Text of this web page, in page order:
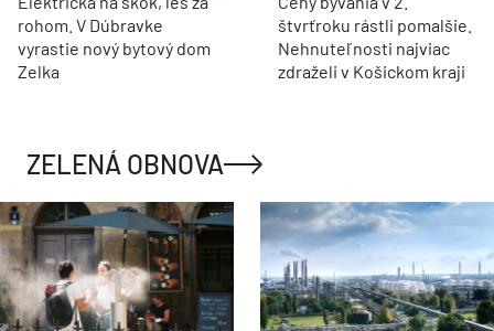
rohom. V Dúbravke
vyrastie nový bytový dom
Zelka
štvrťroku rástli pomalšie.
Nehnuteľnosti najviac
zdraželi v Košickom kraji
ZELENÁ OBNOVA